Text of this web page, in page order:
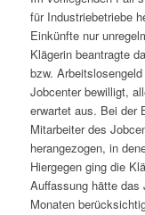
für Industriebetriebe
Einkünfte nur
Klägerin beantragte
bzw.
Jobcenter bewilligt,
erwartet aus. Bei der
Mitarbeiter des
herangezogen, in
Hiergegen ging die
Auffassung hätte das
Monaten